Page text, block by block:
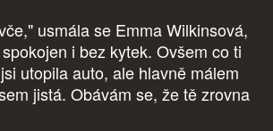
usmála se Emma Wilkinsová,
i bez kytek. Ovšem co ti
utopila auto, ale hlavně málem
jistá. Obávám se, že tě zrovna